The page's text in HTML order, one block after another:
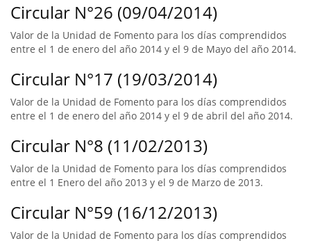
Circular N°26 (09/04/2014)
Valor de la Unidad de Fomento para los días comprendidos
entre el 1 de enero del año 2014 y el 9 de Mayo del año 2014.
Circular N°17 (19/03/2014)
Valor de la Unidad de Fomento para los días comprendidos
entre el 1 de enero del año 2014 y el 9 de abril del año 2014.
Circular N°8 (11/02/2013)
Valor de la Unidad de Fomento para los días comprendidos
entre el 1 Enero del año 2013 y el 9 de Marzo de 2013.
Circular N°59 (16/12/2013)
Valor de la Unidad de Fomento para los días comprendidos